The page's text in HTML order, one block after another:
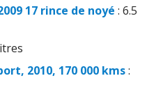
17 rince de noyé : 6.5
2010, 170 000 kms: